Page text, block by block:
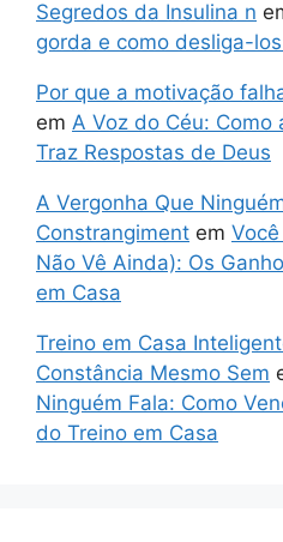
Segredos da Insulina n
gorda e como desliga-
Por que a motivação
em A Voz do Céu: Como
Traz Respostas de Deus
A Vergonha Que
Constrangiment em
Não Vê Ainda): Os
em Casa
Treino em Casa
Constância Mesmo Sem
Ninguém Fala: Como
do Treino em Casa